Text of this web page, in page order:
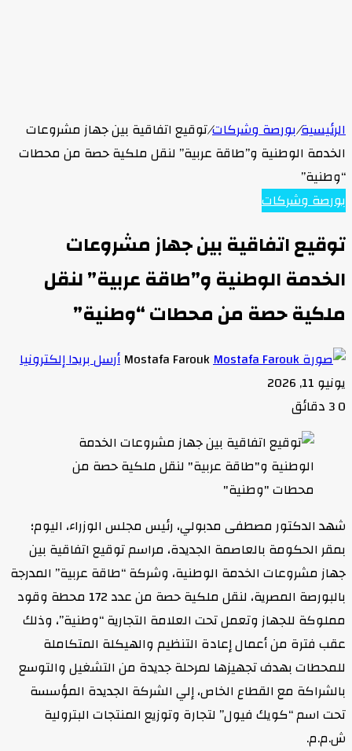
الرئيسية/بورصة وشركات/توقيع اتفاقية بين جهاز مشروعات
الخدمة الوطنية و”طاقة عربية” لنقل ملكية حصة من محطات
“وطنية”
بورصة وشركات
توقيع اتفاقية بين جهاز مشروعات
الخدمة الوطنية و”طاقة عربية” لنقل
ملكية حصة من محطات “وطنية”
Mostafa Farouk أرسل بريدا إلكترونيا
يونيو 11, 2026
0
شهد الدكتور مصطفى مدبولي، رئيس مجلس الوزراء، اليوم؛
بمقر الحكومة بالعاصمة الجديدة، مراسم توقيع اتفاقية بين
جهاز مشروعات الخدمة الوطنية، وشركة “طاقة عربية” المدرجة
بالبورصة المصرية، لنقل ملكية حصة من عدد 172 محطة وقود
مملوكة للجهاز وتعمل تحت العلامة التجارية “وطنية”، وذلك
عقب فترة من أعمال إعادة التنظيم والهيكلة المتكاملة
للمحطات بهدف تجهيزها لمرحلة جديدة من التشغيل والتوسع
بالشراكة مع القطاع الخاص، إلي الشركة الجديدة المؤسسة
تحت اسم “كويك فيول” لتجارة وتوزيع المنتجات البترولية
ش.م.م.